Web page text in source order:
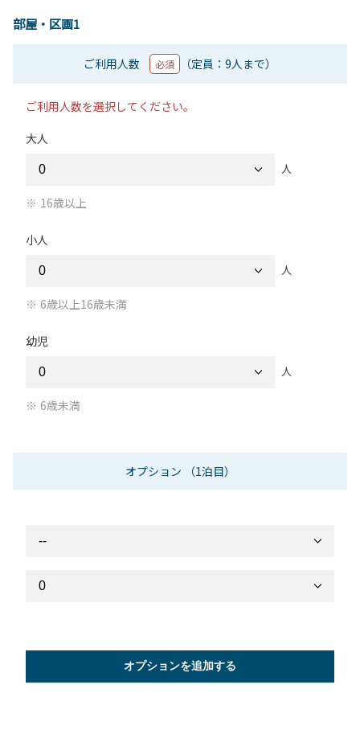
部屋・区画1
ご利用人数 必須 （定員：9人まで）
ご利用人数を選択してください。
大人
人
16歳以上
小人
人
6歳以上16歳未満
幼児
人
6歳未満
オプション （1泊目）
オプションを追加する